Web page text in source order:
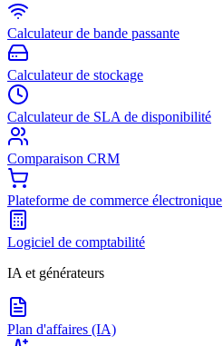
Calculateur de bande passante
Calculateur de stockage
Calculateur de SLA de disponibilité
Comparaison CRM
Plateforme de commerce électronique
Logiciel de comptabilité
IA et générateurs
Plan d'affaires (IA)